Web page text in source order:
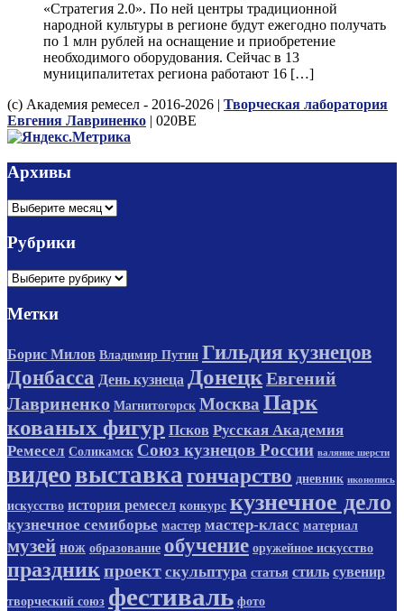
«Стратегия 2.0». По ней центры традиционной
народной культуры в регионе будут ежегодно получать
по 1 млн рублей на оснащение и приобретение
необходимого оборудования. Сейчас в 13
муниципалитетах региона работают 16 […]
(с) Академия ремесел - 2016-2026 | Творческая лаборатория
Евгения Лавриненко | 020BE
Архивы
Архивы
Рубрики
Рубрики
Метки
Борис Милов Владимир Путин Гильдия кузнецов
Донбасса День кузнеца ДонецкЕвгений
Лавриненко Магнитогорск Москва Парк
кованых фигур Псков Русская Академия
Ремесел Соликамск Союз кузнецов России валяние шерсти
видеовыставка гончарство дневник иконопись
искусство история ремесел конкурс кузнечное дело
кузнечное семиборье мастер мастер-класс материал
музей нож образование обучение оружейное искусство
праздник проект скульптура статья стиль сувенир
творческий союз фестиваль фото